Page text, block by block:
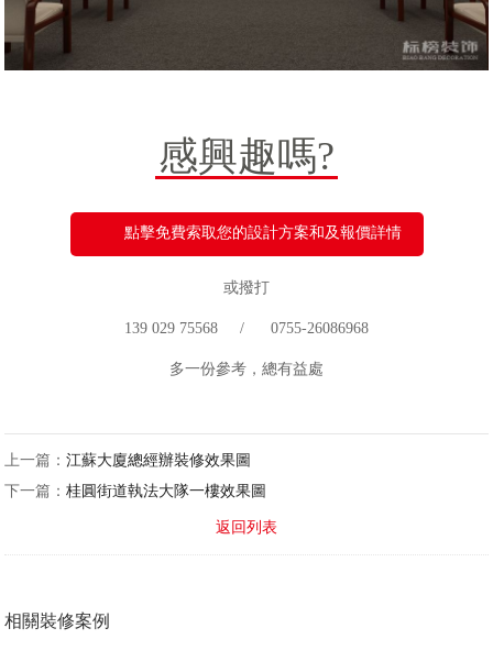
感興趣嗎?
點擊免費索取您的設計方案和及報價詳情
或撥打
139 029 75568 / 0755-26086968
多一份參考，總有益處
上一篇：江蘇大廈總經辦裝修效果圖
下一篇：桂圓街道執法大隊一樓效果圖
返回列表
相關裝修案例